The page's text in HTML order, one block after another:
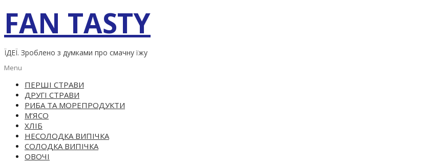
content
FAN TASTY
ЇДЕЇ. Зроблено з думками про смачну їжу
Primary
Menu
Menu
ПЕРШІ СТРАВИ
ДРУГІ СТРАВИ
РИБА ТА МОРЕПРОДУКТИ
М’ЯСО
ХЛІБ
НЕСОЛОДКА ВИПІЧКА
СОЛОДКА ВИПІЧКА
ОВОЧІ